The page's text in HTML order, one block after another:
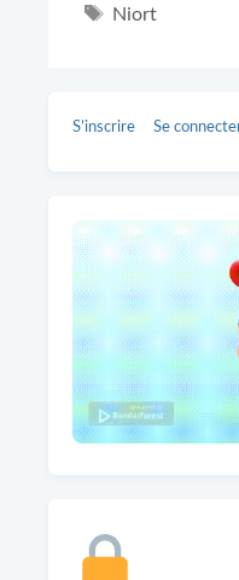
Étiquettes
Niort
S’inscrire Se